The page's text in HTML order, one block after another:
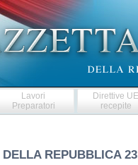
Lavori
Preparatori
Direttive
recepite
DELLA REPUBBLICA